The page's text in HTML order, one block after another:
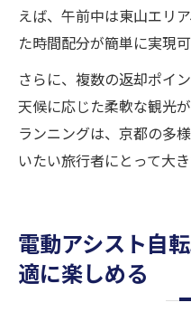
えば、午前中は東山エリ
た時間配分が簡単に実現可
さらに、複数の返却ポイ
天候に応じた柔軟な観光
ランニングは、京都の多
いたい旅行者にとって大
電動アシスト自
適に楽しめる